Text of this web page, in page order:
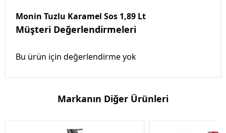
Monin Tuzlu Karamel Sos 1,89 Lt
Müşteri Değerlendirmeleri
Bu ürün için değerlendirme yok
Markanın Diğer Ürünleri